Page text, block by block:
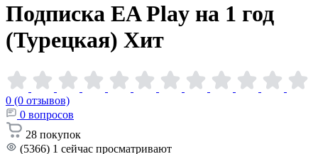
Подписка EA Play на 1 год
(Турецкая) Хит
0 (0 отзывов)
0 вопросов
28 покупок
(5366) 1 сейчас просматривают